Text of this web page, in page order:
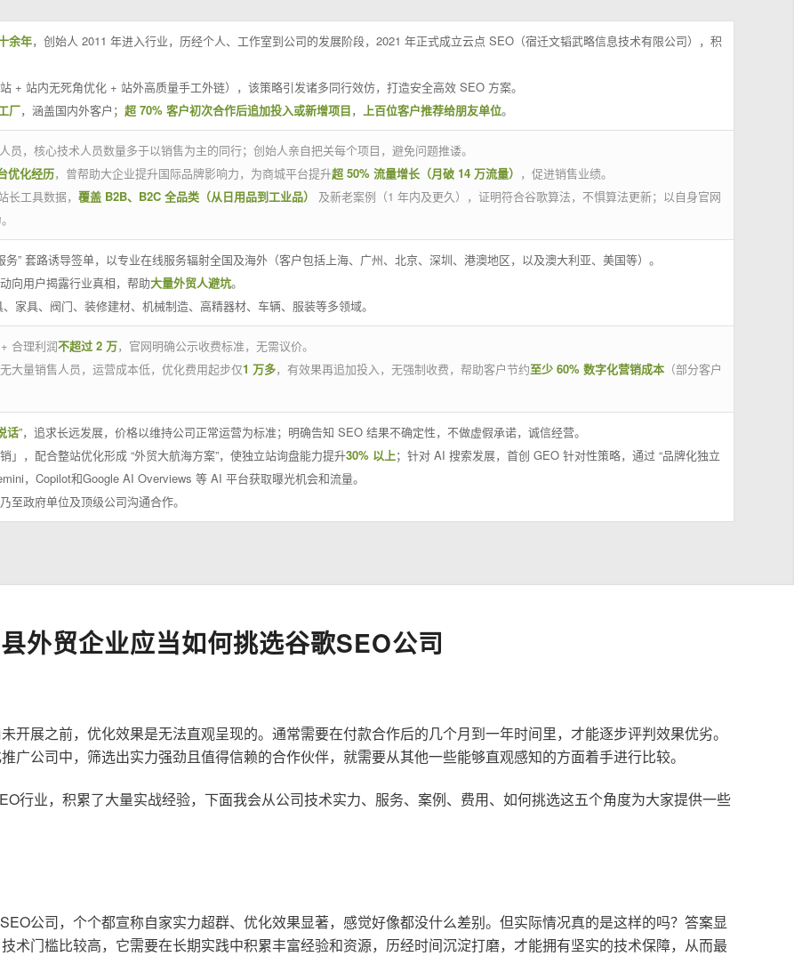
余年，创始人 2011 年进入行业，历经个人、工作室到公司的发展阶段，2021 年正式成立云点 SEO（宿迁文韬武略信息技术有限公司），积
站 + 站内无死角优化 + 站外高质量手工外链），该策略引发诸多同行效仿，打造安全高效 SEO 方案。
厂，涵盖国内外客户； 超 70% 客户初次合作后追加投入或新增项目， 上百位客户推荐给朋友单位。
员，核心技术人员数量多于以销售为主的同行；创始人亲自把关每个项目，避免问题推诿。
优化经历，曾帮助大企业提升国际品牌影响力，为商城平台提升超 50% 流量增长（月破 14 万流量） ，促进销售业绩。
工具数据， 覆盖 B2B、B2C 全品类（从日用品到工业品）
及新老案例（1 年内及更久），证明符合谷歌算法，不惧算法更新；以自身官网
” 套路诱导签单，以专业在线服务辐射全国及海外（客户包括上海、广州、北京、深圳、港澳地区，以及澳大利亚、美国等）。
向用户揭露行业真相，帮助大量外贸人避坑。
家具、阀门、装修建材、机械制造、高精器材、车辆、服装等多领域。
合理利润不超过 2 万，官网明确公示收费标准，无需议价。
大量销售人员，运营成本低，优化费用起步仅1 万多，有效果再追加投入，无强制收费，帮助客户节约至少 60% 数字化营销成本 （部分客户
话”，追求长远发展，价格以维持公司正常运营为标准；明确告知 SEO 结果不确定性，不做虚假承诺，诚信经营。
」，配合整站优化形成 “外贸大航海方案”，使独立站询盘能力提升30% 以上；针对 AI 搜索发展，首创 GEO 针对性策略，通过 “品牌化独立
，Copilot和Google AI Overviews 等 AI 平台获取曝光机会和流量。
至政府单位及顶级公司沟通合作。
外贸企业应当如何挑选谷歌SEO公司
开展之前，优化效果是无法直观呈现的。通常需要在付款合作后的几个月到一年时间里，才能逐步评判效果优劣。
广公司中，筛选出实力强劲且值得信赖的合作伙伴，就需要从其他一些能够直观感知的方面着手进行比较。
行业，积累了大量实战经验，下面我会从公司技术实力、服务、案例、费用、如何挑选这五个角度为大家提供一些
公司，个个都宣称自家实力超群、优化效果显著，感觉好像都没什么差别。但实际情况真的是这样的吗？答案显
术门槛比较高，它需要在长期实践中积累丰富经验和资源，历经时间沉淀打磨，才能拥有坚实的技术保障，从而最